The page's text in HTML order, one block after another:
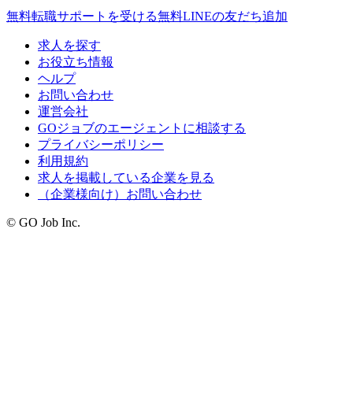
無料転職サポートを受ける無料LINEの友だち追加
求人を探す
お役立ち情報
ヘルプ
お問い合わせ
運営会社
GOジョブのエージェントに相談する
プライバシーポリシー
利用規約
求人を掲載している企業を見る
（企業様向け）お問い合わせ
© GO Job Inc.